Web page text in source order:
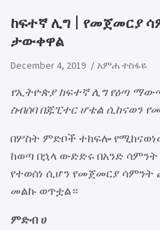
ከፍተኛ ሊግ | የመጀመርያ
ታውቀዋል
December 4, 2019 አምሐ ተስፋዬ
የኢትዮጵያ ከፍተኛ ሊግ የዕጣ
ስብሰባ በጁፒተር ሆቴል ሲከናወን
በሦስት ምድቦች ተከፍሎ
ከወጣ በኋላ ውድድሩ በአንድ
የተወሰነ ሲሆን የመጀመርያ
መልኩ ወጥቷል።
ምድብ ሀ